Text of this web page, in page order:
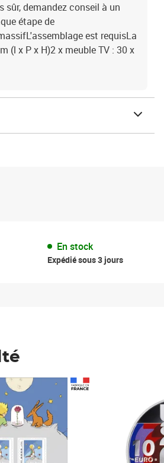
sûr, demandez conseil à un
étape de
est requisLa
(l x P x H)2 x meuble TV : 30 x
En stock
Expédié sous 3 jours